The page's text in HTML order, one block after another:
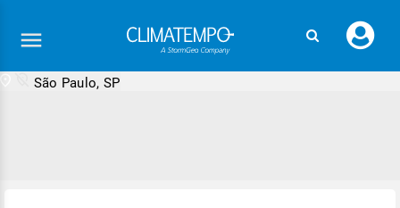
seu
São Paulo, SP